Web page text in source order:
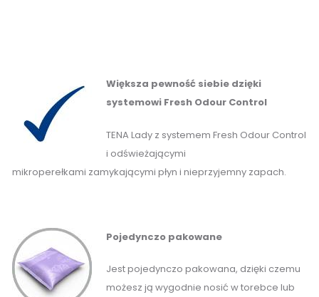
Większa pewność siebie dzięki
systemowi Fresh Odour Control
TENA Lady z systemem Fresh Odour Control
i odświeżającymi
mikroperełkami zamykającymi płyn i nieprzyjemny zapach.
Pojedynczo pakowane
Jest pojedynczo pakowana, dzięki czemu
możesz ją wygodnie nosić w torebce lub